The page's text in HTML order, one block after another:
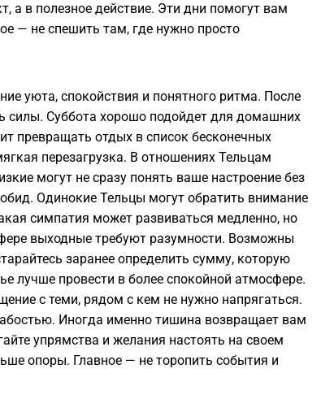
а в полезное действие. Эти дни помогут вам
— не спешить там, где нужно просто
уюта, спокойствия и понятного ритма. После
силы. Суббота хорошо подойдет для домашних
превращать отдых в список бесконечных
перезагрузка. В отношениях Тельцам
могут не сразу понять ваше настроение без
Одинокие Тельцы могут обратить внимание
симпатия может развиваться медленно, но
выходные требуют разумности. Возможны
заранее определить сумму, которую
лучше провести в более спокойной атмосфере.
с теми, рядом с кем не нужно напрягаться.
Иногда именно тишина возвращает вам
упрямства и желания настоять на своем
опоры. Главное — не торопить события и